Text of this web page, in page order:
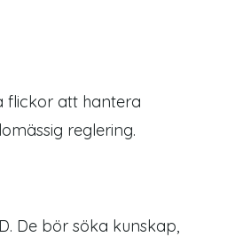
flickor att hantera
reglering.
De bör söka kunskap,